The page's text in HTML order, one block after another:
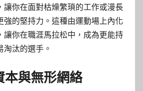
讓你在面對枯燥繁瑣的工作或漫長
強的堅持力。這種由運動場上內化
讓你在職涯馬拉松中，成為更能持
汰的選手。
本與無形網絡